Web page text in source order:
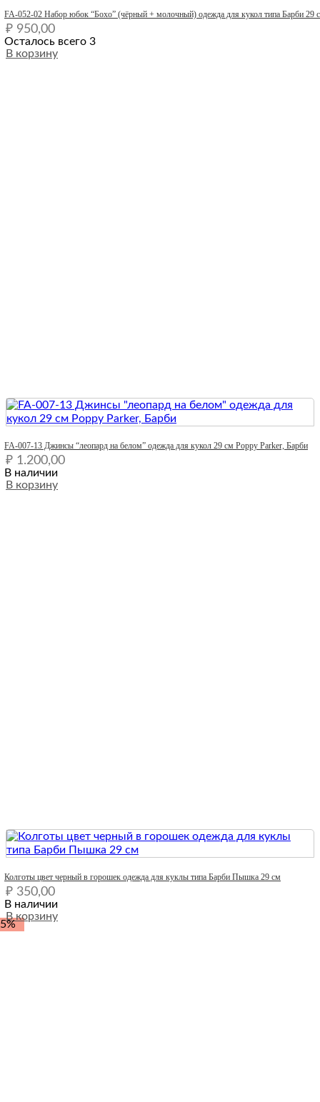
FA-052-02 Набор юбок “Бохо” (чёрный + молочный) одежда для кукол типа Барби 29
₽ 950,00
Осталось всего 3
В корзину
FA-007-13 Джинсы “леопард на белом” одежда для кукол 29 см Poppy Parker, Барби
₽ 1.200,00
В наличии
В корзину
Колготы цвет черный в горошек одежда для куклы типа Барби Пышка 29 см
₽ 350,00
В наличии
В корзину